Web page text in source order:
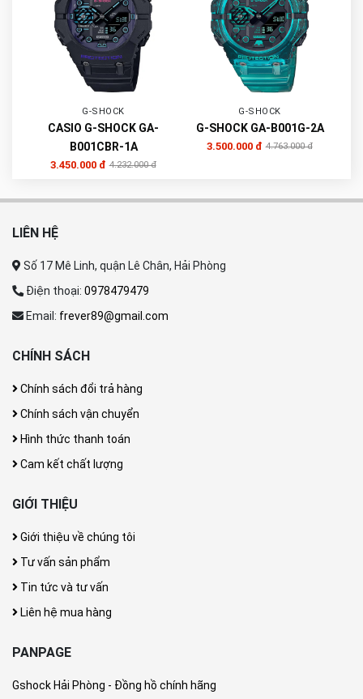
G-SHOCK
CASIO G-SHOCK GA-
B001CBR-1A
3.450.000 đ 4.232.000 đ
G-SHOCK
G-SHOCK GA-B001G-2A
3.500.000 đ 4.763.000 đ
LIÊN HỆ
Số 17 Mê Linh, quận Lê Chân, Hải Phòng
Điện thoại: 0978479479
Email: frever89@gmail.com
CHÍNH SÁCH
Chính sách đổi trả hàng
Chính sách vận chuyển
Hình thức thanh toán
Cam kết chất lượng
GIỚI THIỆU
Giới thiệu về chúng tôi
Tư vấn sản phẩm
Tin tức và tư vấn
Liên hệ mua hàng
PANPAGE
Gshock Hải Phòng - Đồng hồ chính hãng